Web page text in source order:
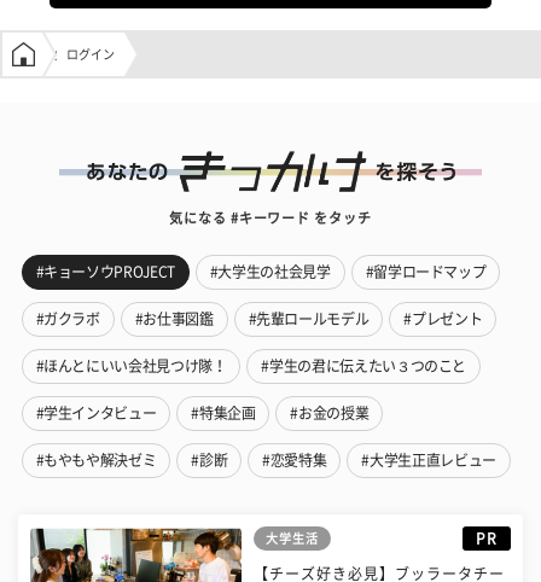
学生の窓口トップ
ログイン
気になる #キーワード をタッチ
#キョーソウPROJECT #大学生の社会見学 #留学ロードマップ
#ガクラボ #お仕事図鑑 #先輩ロールモデル #プレゼント
#ほんとにいい会社見つけ隊！ #学生の君に伝えたい３つのこと
#学生インタビュー #特集企画 #お金の授業
#もやもや解決ゼミ #診断 #恋愛特集 #大学生正直レビュー
大学生活 PR
【チーズ好き必見】ブッラータチー